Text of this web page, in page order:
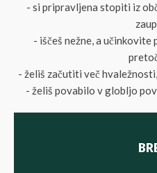
- si pripravljena stopiti iz
- iščeš nežne, a učinkovite
- želiš začutiti več
- želiš povabilo v globljo